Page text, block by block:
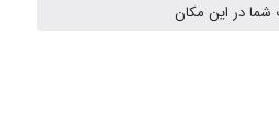
Hasan haghparast
شما در این مکان